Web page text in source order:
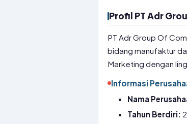
Profil PT Adr
PT Adr Group Of
bidang manufaktur
Marketing dengan
Informasi
Nama
Tahun Berdiri: